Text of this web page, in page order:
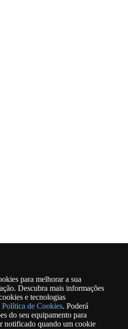
para melhorar a sua
Descubra mais informações
e tecnologias
Política de Cookies. Poderá
do seu equipamento para
notificado quando um cookie